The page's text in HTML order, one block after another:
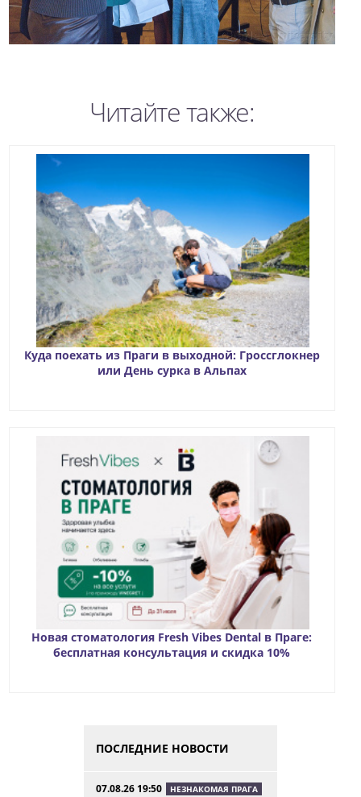
Читайте также:
Куда поехать из Праги в выходной: Гроссглокнер
или День сурка в Альпах
Новая стоматология Fresh Vibes Dental в Праге:
бесплатная консультация и скидка 10%
ПОСЛЕДНИЕ НОВОСТИ
07.08.26 19:50 НЕЗНАКОМАЯ ПРАГА